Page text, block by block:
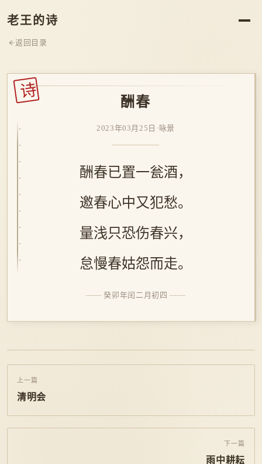
老王的诗
返回目录
诗
酬春
2023年03月25日 · 咏景
酬春已置一瓮酒，
邀春心中又犯愁。
量浅只恐伤春兴，
怠慢春姑怨而走。
癸卯年闰二月初四
上一篇
清明会
下一篇
雨中耕耘